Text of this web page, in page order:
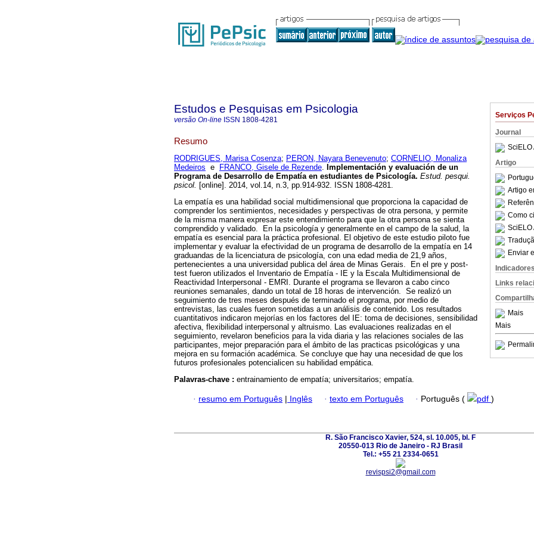
Serviços
Journal
SciELO
Artigo
Artigo
Como
SciELO
Enviar
Indicadores
Links
Mais
Mais
Estudos e Pesquisas em Psicologia
versão On-line ISSN 1808-4281
Resumo
RODRIGUES, Marisa Cosenza; PERON, Nayara Benevenuto; CORNELIO, Monaliza
Medeiros e FRANCO, Gisele de Rezende. Implementación y evaluación de un
Programa de Desarrollo de Empatía en estudiantes de Psicología. Estud. pesqui.
psicol. [online]. 2014, vol.14, n.3, pp.914-932. ISSN 1808-4281.
La empatía es una habilidad social multidimensional que proporciona la capacidad de
comprender los sentimientos, necesidades y perspectivas de otra persona, y permite
de la misma manera expresar este entendimiento para que la otra persona se sienta
comprendido y validado. En la psicología y generalmente en el campo de la salud, la
empatía es esencial para la práctica profesional. El objetivo de este estudio piloto fue
implementar y evaluar la efectividad de un programa de desarrollo de la empatía en 14
graduandas de la licenciatura de psicología, con una edad media de 21,9 años,
pertenecientes a una universidad publica del área de Minas Gerais. En el pre y post-
test fueron utilizados el Inventario de Empatía - IE y la Escala Multidimensional de
Reactividad Interpersonal - EMRI. Durante el programa se llevaron a cabo cinco
reuniones semanales, dando un total de 18 horas de intervención. Se realizó un
seguimiento de tres meses después de terminado el programa, por medio de
entrevistas, las cuales fueron sometidas a un análisis de contenido. Los resultados
cuantitativos indicaron mejorías en los factores del IE: toma de decisiones, sensibilidad
afectiva, flexibilidad interpersonal y altruismo. Las evaluaciones realizadas en el
seguimiento, revelaron beneficios para la vida diaria y las relaciones sociales de las
participantes, mejor preparación para el ámbito de las practicas psicológicas y una
mejora en su formación académica. Se concluye que hay una necesidad de que los
futuros profesionales potencialicen su habilidad empática.
Palavras-chave : entrainamiento de empatía; universitarios; empatía.
· resumo em Português | Inglês · texto em Português · Português ( pdf )
R. São Francisco Xavier, 524, sl. 10.005, bl. F
20550-013 Rio de Janeiro - RJ Brasil
Tel.: +55 21 2334-0651
revispsi2@gmail.com